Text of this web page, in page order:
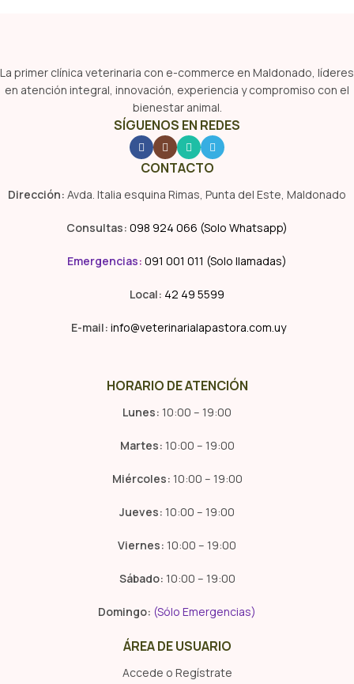
La primer clínica veterinaria con e-commerce en Maldonado, líderes
en atención integral, innovación, experiencia y compromiso con el
bienestar animal.
SÍGUENOS EN REDES
CONTACTO
Dirección: Avda. Italia esquina Rimas, Punta del Este, Maldonado
Consultas: 098 924 066 (Solo Whatsapp)
Emergencias: 091 001 011 (Solo llamadas)
Local: 42 49 5599
E-mail: info@veterinarialapastora.com.uy
HORARIO DE ATENCIÓN
Lunes: 10:00 – 19:00
Martes: 10:00 – 19:00
Miércoles: 10:00 – 19:00
Jueves: 10:00 – 19:00
Viernes: 10:00 – 19:00
Sábado: 10:00 – 19:00
Domingo: (Sólo Emergencias)
ÁREA DE USUARIO
Accede o Regístrate